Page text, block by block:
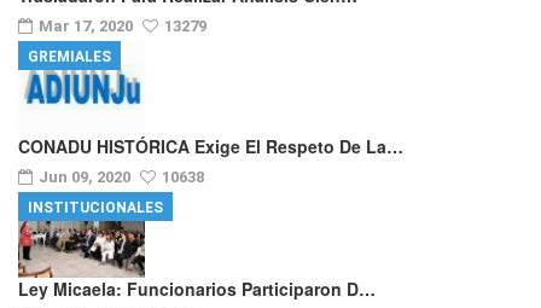
Mar 17, 2020 13279
CONADU HISTÓRICA Exige El Respeto De La…
Jun 09, 2020 10638
GREMIALES
Ley Micaela: Funcionarios Participaron D…
INSTITUCIONALES